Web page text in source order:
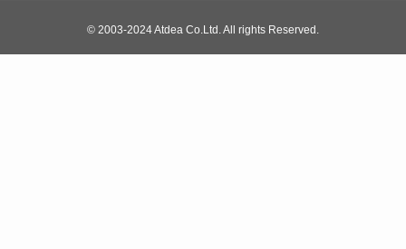
© 2003-2024 Atdea Co.Ltd. All rights Reserved.